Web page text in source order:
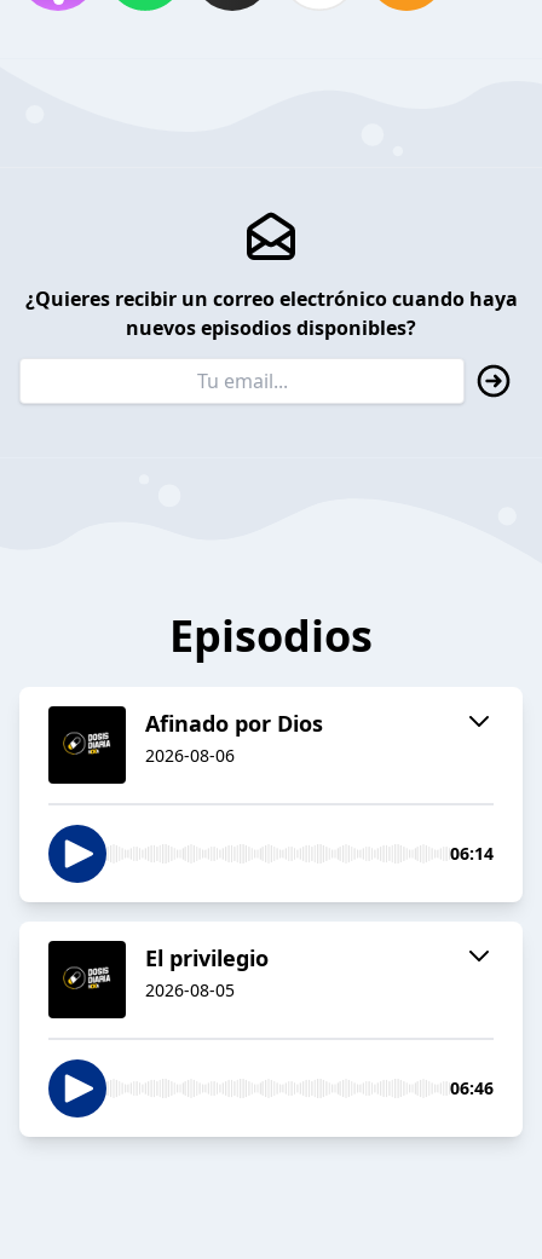
¿Quieres recibir un correo electrónico cuando haya
nuevos episodios disponibles?
Episodios
Afinado por Dios
2026-08-06
06:14
El privilegio
2026-08-05
06:46